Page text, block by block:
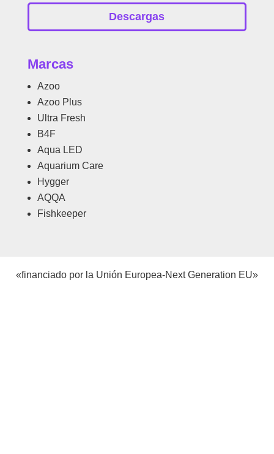
Descargas
Marcas
Azoo
Azoo Plus
Ultra Fresh
B4F
Aqua LED
Aquarium Care
Hygger
AQQA
Fishkeeper
«financiado por la Unión Europea-Next Generation EU»